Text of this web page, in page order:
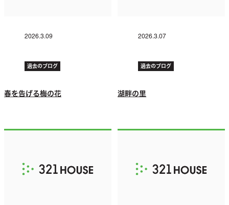
2026.3.09
過去のブログ
春を告げる梅の花
2026.3.07
過去のブログ
湖畔の里